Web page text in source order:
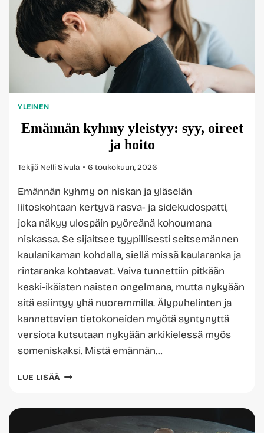
YLEINEN
Emännän kyhmy yleistyy: syy, oireet
ja hoito
Tekijä Nelli Sivula 6 toukokuun, 2026
Emännän kyhmy on niskan ja yläselän
liitoskohtaan kertyvä rasva- ja sidekudospatti,
joka näkyy ulospäin pyöreänä kohoumana
niskassa. Se sijaitsee tyypillisesti seitsemännen
kaulanikaman kohdalla, siellä missä kaularanka ja
rintaranka kohtaavat. Vaiva tunnettiin pitkään
keski-ikäisten naisten ongelmana, mutta nykyään
sitä esiintyy yhä nuoremmilla. Älypuhelinten ja
kannettavien tietokoneiden myötä syntynyttä
versiota kutsutaan nykyään arkikielessä myös
someniskaksi. Mistä emännän…
LUE LISÄÄ EMÄNNÄN
SYY,
OIREET